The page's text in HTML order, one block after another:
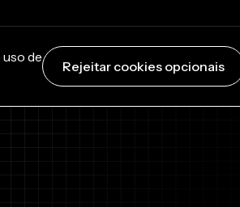
de
Rejeitar cookies opcionais